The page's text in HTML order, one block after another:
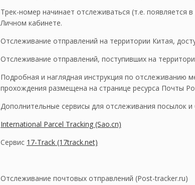
Трек-номер начинает отслеживаться (т.е.
Личном кабинете.
Отслеживание отправлений на территории Китая,
Отслеживание отправлений, поступивших на
Подробная и наглядная инструкция по
прохождения размещена на странице ресурса Почты
Дополнительные сервисы для отслеживания посылок
International Parcel Tracking (Sao.cn)
Сервис 17-Track (17track.net)
Отслеживание почтовых отправлений (Post-tracker.ru)